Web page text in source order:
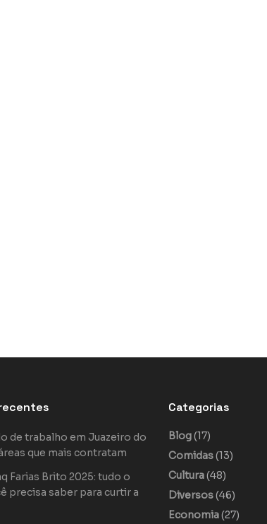
de trabalho em Juazeiro do
que mais contratam
Farias Brito 2025: tudo o
precisa saber para curtir a
Categorias
Blog(17)
Comidas(13)
Cultura(48)
Diversos(46)
Economia(27)